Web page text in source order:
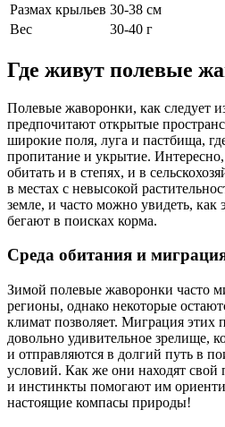
Размах крыльев 30-38 см
Вес
30-40 г
Где живут полевые
Полевые жаворонки, как следует
предпочитают открытые
широкие поля, луга и пастбища,
пропитание и укрытие.
обитать и в степях, и в
в местах с невысокой
земле, и часто можно увидеть,
бегают в поисках корма.
Среда обитания и
Зимой полевые жаворонки часто
регионы, однако некоторые
климат позволяет. Миграция этих
довольно удивительное зрелище,
и отправляются в долгий путь в
условий. Как же они находят свой
и инстинкты помогают им
настоящие компасы природы!